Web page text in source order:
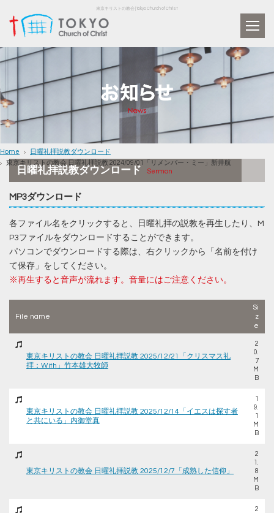
東京キリストの教会 | Tokyo Church of Christ
Home
日曜礼拝説教ダウンロード
東京キリストの教会 日曜礼拝説教 2024/09/01「リメンバー・ミー」新井航
日曜礼拝説教ダウンロード Sermon
MP3ダウンロード
各ファイル名をクリックすると、日曜礼拝の説教を再生したり、M
P3ファイルをダウンロードすることができます。
パソコンでダウンロードする際は、右クリックから「名前を付け
て保存」をしてください。
※再生すると音声が流れます。音量にはご注意ください。
File name
Si
z
e
東京キリストの教会 日曜礼拝説教 2025/12/21「クリスマス礼
拝：With」竹本雄大牧師
2
0.
7
M
B
東京キリストの教会 日曜礼拝説教 2025/12/14「イエスは探す者
と共にいる」内御堂真
1
9.
1
M
B
東京キリストの教会 日曜礼拝説教 2025/12/7「成熟した信仰」
2
1.
8
M
B
2